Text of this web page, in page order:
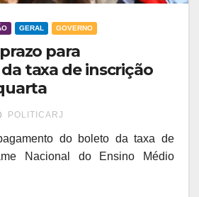
GERAL GOVERNO
para
taxa de inscrição
POLITICARJ
do boleto da taxa de
Nacional do Ensino Médio